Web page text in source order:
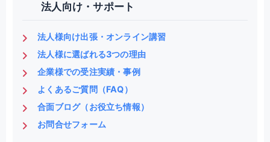
法人向け・サポート
法人様向け出張・オンライン講習
法人様に選ばれる3つの理由
企業様での受注実績・事例
よくあるご質問（FAQ）
合面ブログ（お役立ち情報）
お問合せフォーム